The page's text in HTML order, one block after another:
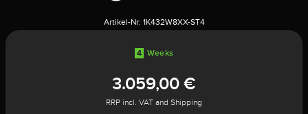
Artikel-Nr: 1K432W8XX-ST4
4 Weeks
3.059,00 €
RRP incl. VAT and Shipping